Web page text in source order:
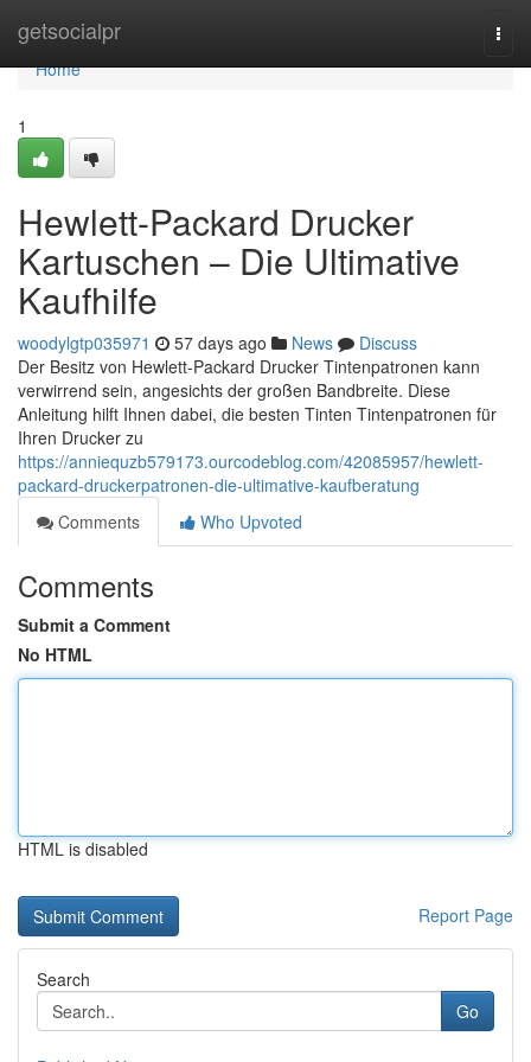
getsocialpr
Home
Home
1
Hewlett-Packard Drucker
Kartuschen – Die Ultimative
Kaufhilfe
woodylgtp035971 57 days ago News
Discuss
Der Besitz von Hewlett-Packard Drucker Tintenpatronen kann
verwirrend sein, angesichts der großen Bandbreite. Diese
Anleitung hilft Ihnen dabei, die besten Tinten Tintenpatronen für
Ihren Drucker zu
https://anniequzb579173.ourcodeblog.com/42085957/hewlett-
packard-druckerpatronen-die-ultimative-kaufberatung
Comments
Who Upvoted
Comments
Submit a Comment
No HTML
HTML is disabled
Report Page
Search
Go